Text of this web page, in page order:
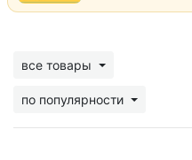
все товары
по популярности